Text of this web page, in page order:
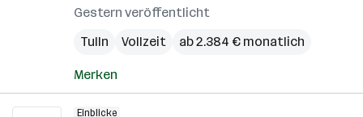
Gestern veröffentlicht
Tulln
Vollzeit ab 2.384 € monatlich
Merken
Einblicke